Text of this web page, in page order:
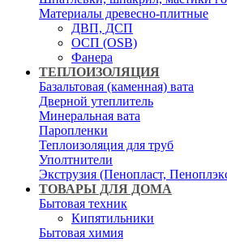
Материалы древесно-плитные
ДВП, ДСП
ОСП (OSB)
Фанера
ТЕПЛОИЗОЛЯЦИЯ
Базальтовая (каменная) вата
Дверной утеплитель
Минеральная вата
Паропленки
Теплоизоляция для труб
Уполтнители
Экструзия (Пенопласт,
ТОВАРЫ ДЛЯ ДОМА
Бытовая техник
Кипятильники
Бытовая химия